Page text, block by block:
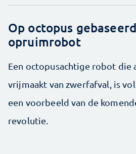
Op octopus
opruimrobot
Een octopusachtige robot die
vrijmaakt van zwerfafval, is
een voorbeeld van de
revolutie.